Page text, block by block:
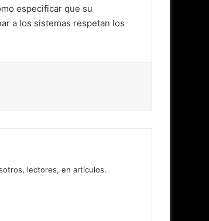
especificar que su
a los sistemas respetan los
lectores, en artículos.